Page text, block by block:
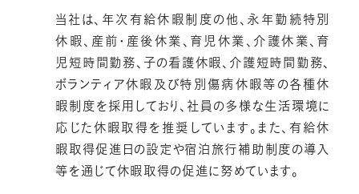
当社は、年次有給休暇制度の他、永年勤続特別
休暇、産前・産後休業、育児休業、介護休業、育
児短時間勤務、子の看護休暇、介護短時間勤務、
ボランティア休暇及び特別傷病休暇等の各種休
暇制度を採用しており、社員の多様な生活環境に
応じた休暇取得を推奨しています。また、有給休
暇取得促進日の設定や宿泊旅行補助制度の導入
等を通じて休暇取得の促進に努めています。